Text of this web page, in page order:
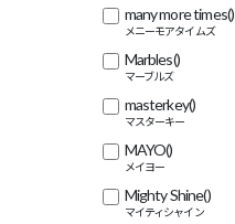
many more times()
Marbles()
masterkey()
MAYO()
Mighty Shine()